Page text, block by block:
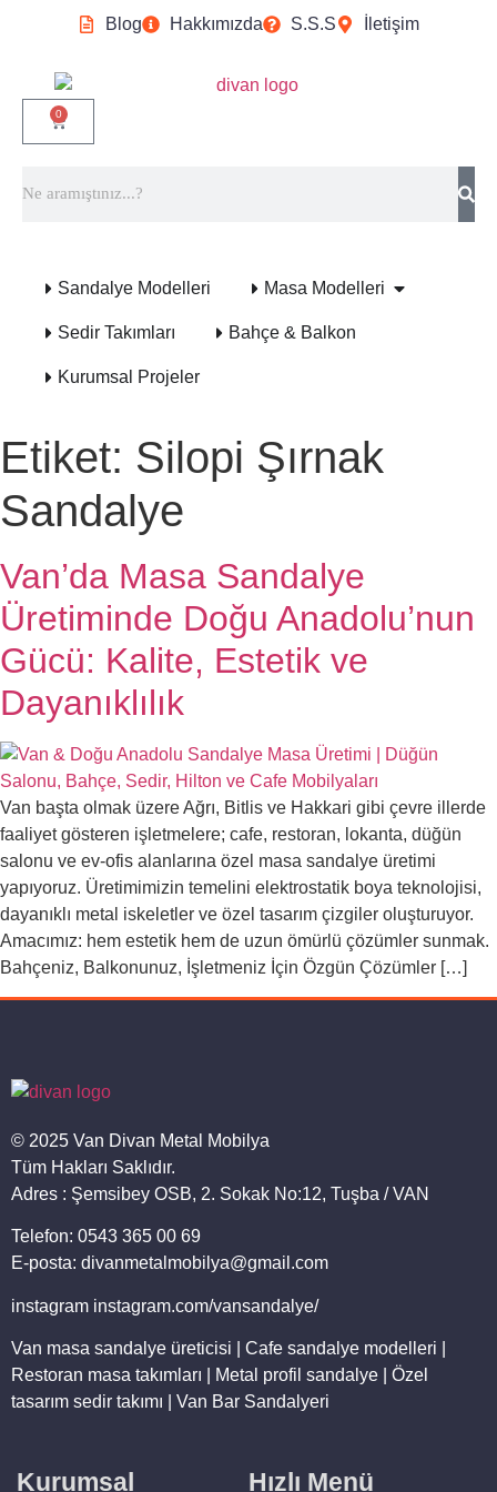
Blog Hakkımızda S.S.S İletişim
0
Sandalye Modelleri Masa Modelleri
Sedir Takımları Bahçe & Balkon
Kurumsal Projeler
Etiket: Silopi Şırnak
Sandalye
Van’da Masa Sandalye
Üretiminde Doğu Anadolu’nun
Gücü: Kalite, Estetik ve
Dayanıklılık
Van başta olmak üzere Ağrı, Bitlis ve Hakkari gibi çevre illerde
faaliyet gösteren işletmelere; cafe, restoran, lokanta, düğün
salonu ve ev-ofis alanlarına özel masa sandalye üretimi
yapıyoruz. Üretimimizin temelini elektrostatik boya teknolojisi,
dayanıklı metal iskeletler ve özel tasarım çizgiler oluşturuyor.
Amacımız: hem estetik hem de uzun ömürlü çözümler sunmak.
Bahçeniz, Balkonunuz, İşletmeniz İçin Özgün Çözümler […]
© 2025 Van Divan Metal Mobilya
Tüm Hakları Saklıdır.
Adres : Şemsibey OSB, 2. Sokak No:12, Tuşba / VAN
Telefon: 0543 365 00 69
E-posta: divanmetalmobilya@gmail.com
instagram instagram.com/vansandalye/
Van masa sandalye üreticisi | Cafe sandalye modelleri |
Restoran masa takımları | Metal profil sandalye | Özel
tasarım sedir takımı | Van Bar Sandalyeri
Kurumsal Hızlı Menü